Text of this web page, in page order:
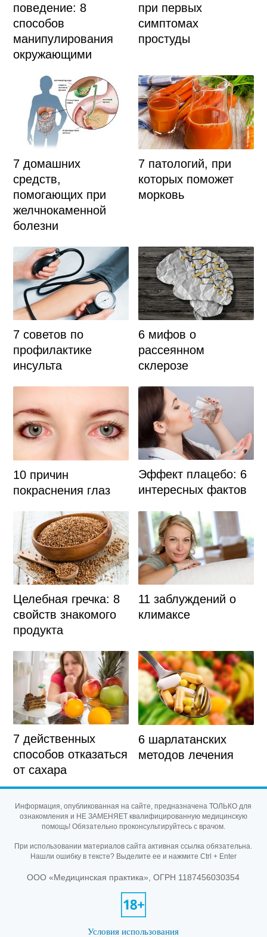
поведение: 8
способов
манипулирования
окружающими
при первых
симптомах
простуды
7 домашних
средств,
помогающих при
желчнокаменной
болезни
7 патологий, при
которых поможет
морковь
7 советов по
профилактике
инсульта
6 мифов о
рассеянном
склерозе
10 причин
покраснения глаз
Эффект плацебо: 6
интересных фактов
Целебная гречка: 8
свойств знакомого
продукта
11 заблуждений о
климаксе
7 действенных
способов отказаться
от сахара
6 шарлатанских
методов лечения
Информация, опубликованная на сайте, предназначена ТОЛЬКО для
ознакомления и НЕ ЗАМЕНЯЕТ квалифицированную медицинскую
помощь! Обязательно проконсультируйтесь с врачом.
При использовании материалов сайта активная ссылка обязательна.
Нашли ошибку в тексте? Выделите ее и нажмите Ctrl + Enter
ООО «Медицинская практика», ОГРН 1187456030354
Условия использования